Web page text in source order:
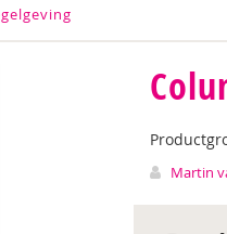
Martin